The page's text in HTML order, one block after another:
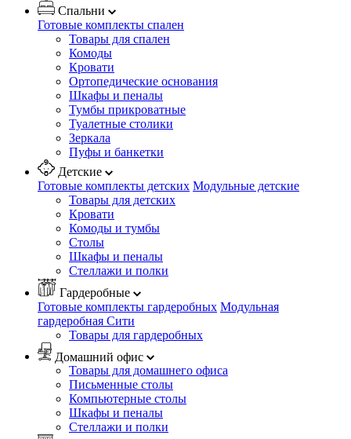
Спальни
Готовые комплекты спален
Товары для спален
Комоды
Кровати
Ортопедические основания
Шкафы и пеналы
Тумбы прикроватные
Туалетные столики
Зеркала
Пуфы и банкетки
Детские
Готовые комплекты детских Модульные детские
Товары для детских
Кровати
Комоды и тумбы
Столы
Шкафы и пеналы
Стеллажи и полки
Гардеробные
Готовые комплекты гардеробных Модульная
гардеробная Сити
Товары для гардеробных
Домашний офис
Товары для домашнего офиса
Письменные столы
Компьютерные столы
Шкафы и пеналы
Стеллажи и полки